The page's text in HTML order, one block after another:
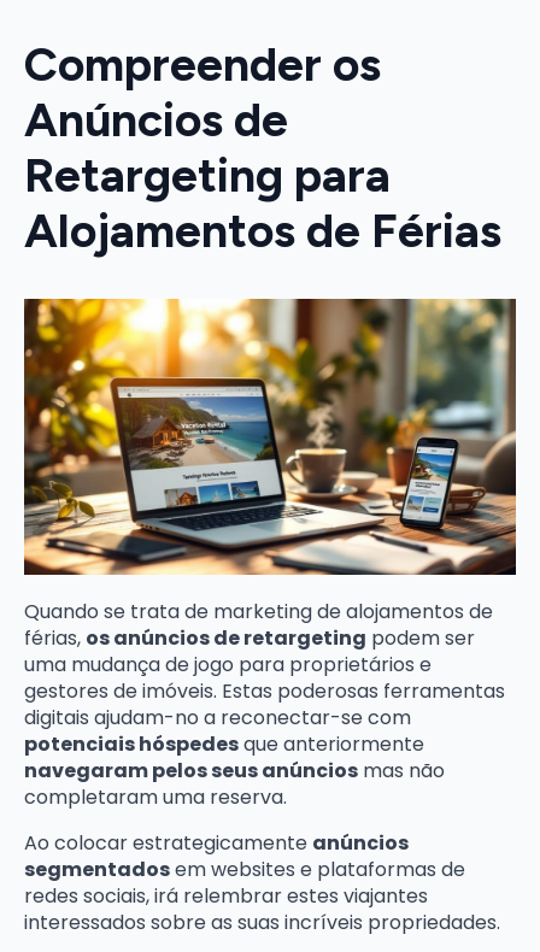
Compreender os
Anúncios de
Retargeting para
Alojamentos de Férias
Quando se trata de marketing de alojamentos de
férias, os anúncios de retargeting podem ser
uma mudança de jogo para proprietários e
gestores de imóveis. Estas poderosas ferramentas
digitais ajudam-no a reconectar-se com
potenciais hóspedesque anteriormente
navegaram pelos seus anúncios mas não
completaram uma reserva.
Ao colocar estrategicamente anúncios
segmentadosem websites e plataformas de
redes sociais, irá relembrar estes viajantes
interessados sobre as suas incríveis propriedades.